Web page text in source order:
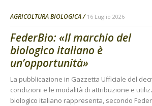
AGRICOLTURA BIOLOGICA 16 Luglio 2026
FederBio: «Il marchio del
biologico italiano è
un’opportunità»
La pubblicazione in Gazzetta Ufficiale del
condizioni e le modalità di attribuzione e
biologico italiano rappresenta, secondo